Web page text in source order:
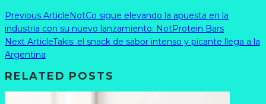
Previous Article NotCo sigue elevando la apuesta en la
industria con su nuevo lanzamiento: NotProtein Bars
Next ArticleTakis: el snack de sabor intenso y picante llega a la
Argentina
RELATED POSTS